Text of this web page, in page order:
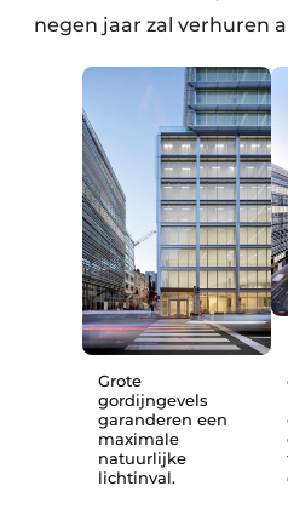
negen jaar zal verhuren
Grote
gordijngevels
garanderen een
maximale
natuurlijke
lichtinval.